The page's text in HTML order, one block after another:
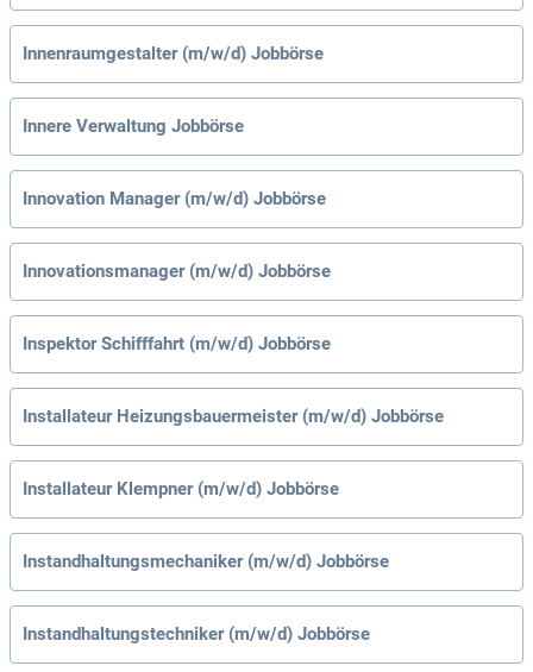
Innenraumgestalter (m/w/d) Jobbörse
Innere Verwaltung Jobbörse
Innovation Manager (m/w/d) Jobbörse
Innovationsmanager (m/w/d) Jobbörse
Inspektor Schifffahrt (m/w/d) Jobbörse
Installateur Heizungsbauermeister (m/w/d) Jobbörse
Installateur Klempner (m/w/d) Jobbörse
Instandhaltungsmechaniker (m/w/d) Jobbörse
Instandhaltungstechniker (m/w/d) Jobbörse